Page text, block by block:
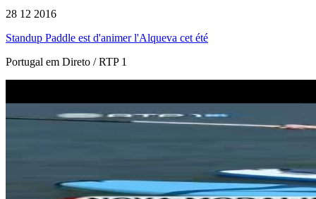
28 12 2016
Standup Paddle est d'animer l'Alqueva cet été
Portugal em Direto / RTP 1